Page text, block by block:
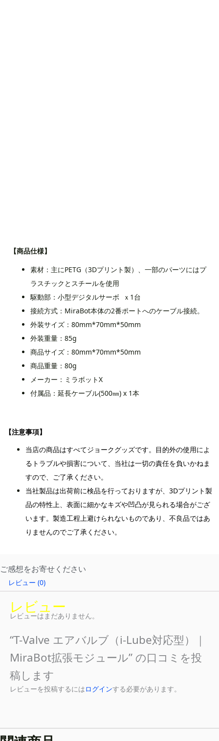
【商品仕様】
素材：主にPETG（3Dプリント製）、一部のパーツにはプ
ラスチックとスチールを使用
駆動部：小型デジタルサーボ ｘ1台
接続方式：MiraBot本体の2番ポートへのケーブル接続。
外装サイズ：80mm*70mm*50mm
外装重量：85g
商品サイズ：80mm*70mm*50mm
商品重量：80g
メーカー：ミラボットX
付属品：延長ケーブル(500㎜) x 1本
【注意事項】
当店の商品はすべてジョークグッズです。目的外の使用によ
るトラブルや損害について、当社は一切の責任を負いかねま
すので、ご了承ください。
当社製品は出荷前に検品を行っておりますが、3Dプリント製
品の特性上、表面に細かなキズや凹凸が見られる場合がござ
います。製造工程上避けられないものであり、不良品ではあ
りませんのでご了承ください。
ご感想をお寄せください
レビュー (0)
レビュー
レビューはまだありません。
“T-Valve エアバルブ（i-Lube対応型）｜
MiraBot拡張モジュール” の口コミを投
稿します
レビューを投稿するにはログインする必要があります。